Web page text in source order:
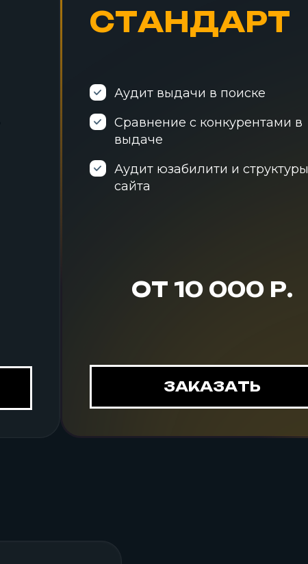
СТАНДАРТ
Аудит выдачи в поиске
Сравнение с конкурентами в
выдаче
Аудит юзабилити и структуры
сайта
ОТ 10 000 Р.
ЗАКАЗАТЬ